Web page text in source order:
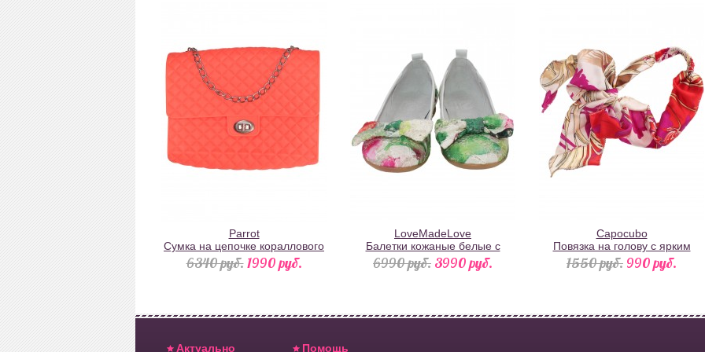
Parrot
Сумка на цепочке кораллового
цвета резиновая
6340 pуб.1990 pуб.
LoveMadeLove
Балетки кожаные белые с
цветами и бантом
6990 pуб. 3990 pуб.
Capocubo
Повязка на голову с ярким
разноцветным принтом
1550 pуб. 990 pуб.
Актуально Помощь